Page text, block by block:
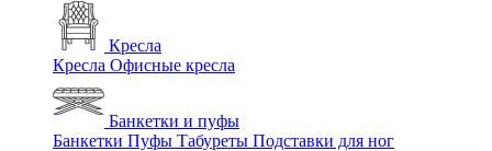
Кресла
Кресла Офисные кресла
Банкетки и пуфы
Банкетки Пуфы Табуреты Подставки для ног